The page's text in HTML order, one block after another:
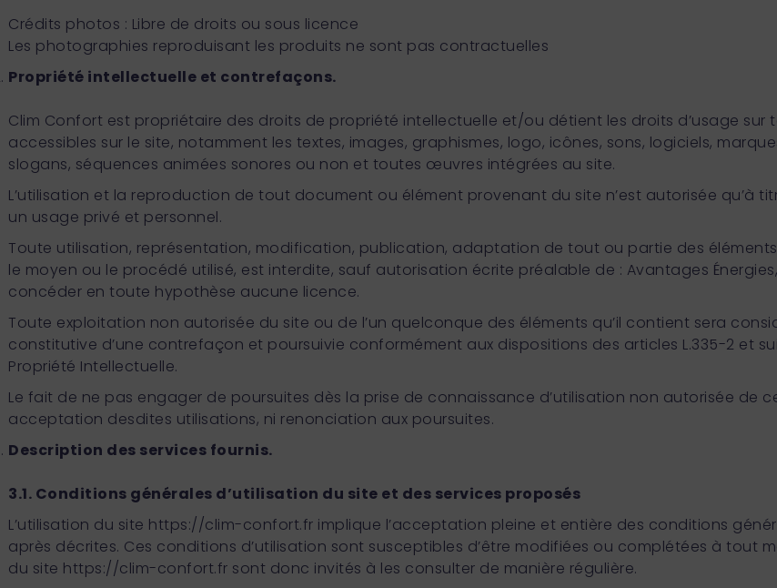
Crédits photos : Libre de droits ou sous licence
Les photographies reproduisant les produits ne sont pas contractuelles
Propriété intellectuelle et contrefaçons.
Clim Confort est propriétaire des droits de propriété intellectuelle et/ou détient les droits d’usage sur
accessibles sur le site, notamment les textes, images, graphismes, logo, icônes, sons, logiciels,
slogans, séquences animées sonores ou non et toutes œuvres intégrées au site.
L’utilisation et la reproduction de tout document ou élément provenant du site n’est autorisée qu’à
un usage privé et personnel.
Toute utilisation, représentation, modification, publication, adaptation de tout ou partie des
le moyen ou le procédé utilisé, est interdite, sauf autorisation écrite préalable de : Avantages
concéder en toute hypothèse aucune licence.
Toute exploitation non autorisée du site ou de l’un quelconque des éléments qu’il contient sera
constitutive d’une contrefaçon et poursuivie conformément aux dispositions des articles L.335-2 et
Propriété Intellectuelle.
Le fait de ne pas engager de poursuites dès la prise de connaissance d’utilisation non autorisée de
acceptation desdites utilisations, ni renonciation aux poursuites.
Description des services fournis.
3.1. Conditions générales d’utilisation du site et des services proposés
L’utilisation du site https://clim-confort.fr implique l’acceptation pleine et entière des conditions
après décrites. Ces conditions d’utilisation sont susceptibles d’être modifiées ou complétées à tout
du site https://clim-confort.fr sont donc invités à les consulter de manière régulière.